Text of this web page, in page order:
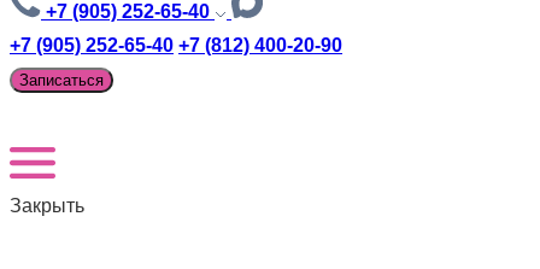
+7 (905) 252-65-40
+7 (905) 252-65-40 +7 (812) 400-20-90
Записаться
Закрыть